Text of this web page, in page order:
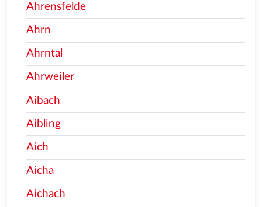
Ahrensfelde
Ahrn
Ahrntal
Ahrweiler
Aibach
Aibling
Aich
Aicha
Aichach